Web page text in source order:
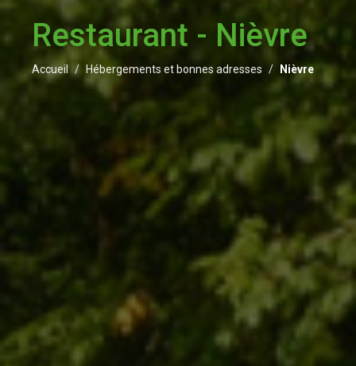
Restaurant - Nièvre
Accueil Hébergements et bonnes adresses Nièvre